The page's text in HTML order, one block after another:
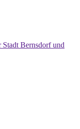
Stadt Bernsdorf und